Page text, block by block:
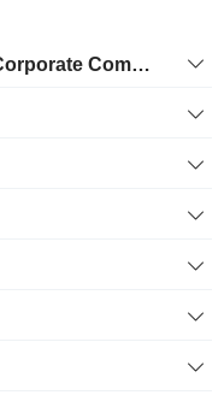
Advertising, Marketing and Corporate Communications Services Industry